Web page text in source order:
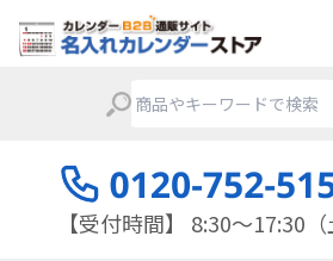
【受付時間】 8:30～17:30（